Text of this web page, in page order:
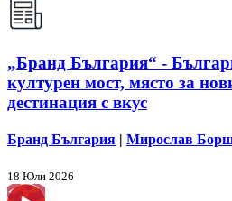
„Бранд България“ -
културен мост, място за
дестинация с вкус
Бранд България | Мирослав
18 Юли 2026